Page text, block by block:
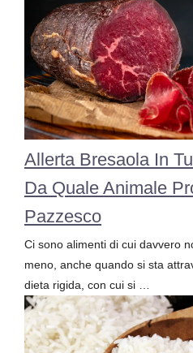
Allerta Bresaola In
Da Quale Animale
Pazzesco
Ci sono alimenti di cui davvero
meno, anche quando si sta
dieta rigida, con cui si …